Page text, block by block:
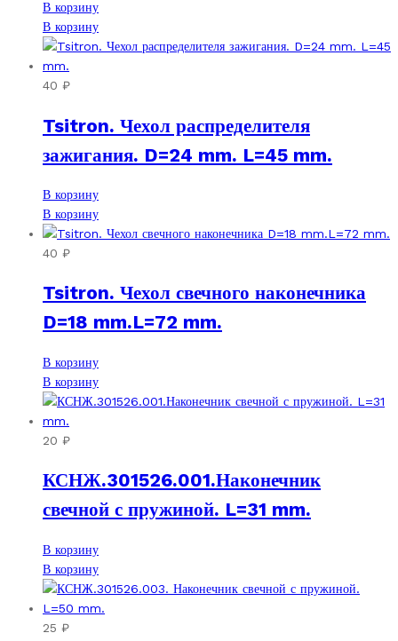
В корзину
В корзину
40 ₽
Tsitron. Чехол распределителя
зажигания. D=24 mm. L=45 mm.
В корзину
В корзину
40 ₽
Tsitron. Чехол свечного наконечника
D=18 mm.L=72 mm.
В корзину
В корзину
20 ₽
КСНЖ.301526.001.Наконечник
свечной с пружиной. L=31 mm.
В корзину
В корзину
25 ₽